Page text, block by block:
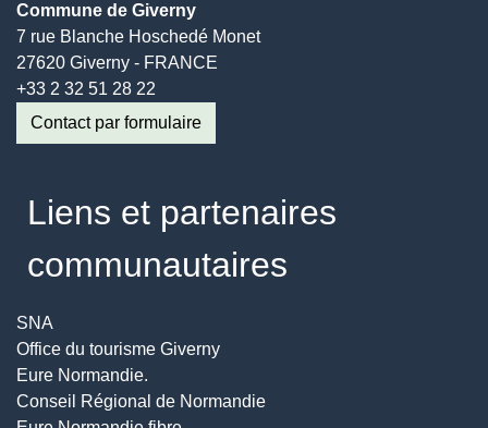
Commune de Giverny
7 rue Blanche Hoschedé Monet
27620 Giverny - FRANCE
+33 2 32 51 28 22
Contact par formulaire
Liens et partenaires
communautaires
SNA
Office du tourisme Giverny
Eure Normandie.
Conseil Régional de Normandie